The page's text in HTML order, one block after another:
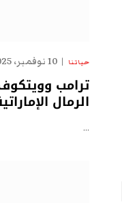
حياتنا 10 نوفمبر، 2025
ترامب
الرمال
…